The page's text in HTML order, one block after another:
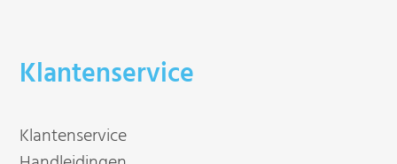
Klantenservice
Klantenservice